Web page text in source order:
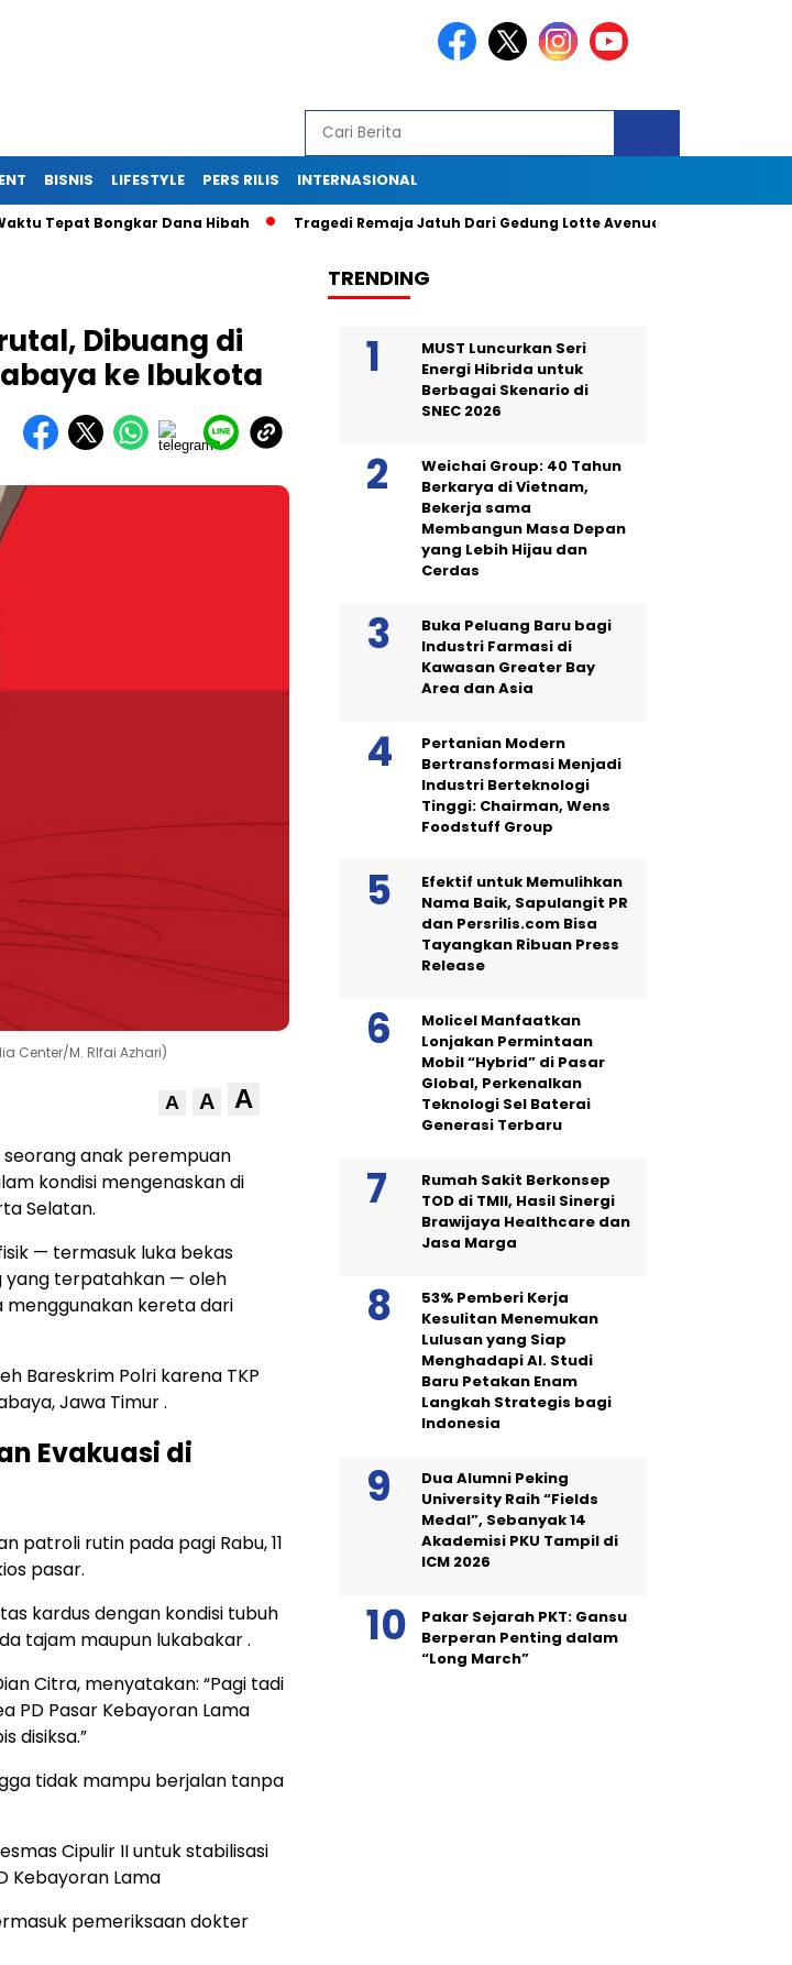
BISNIS LIFESTYLE PERS RILIS INTERNASIONAL
Bongkar Dana Hibah Tragedi Remaja Jatuh Dari Gedung Lotte Avenue: Kronologi, Saksi Mata,
Dibuang di
ke Ibukota
Center/M. RIfai Azhari)
A A A
seorang anak perempuan
kondisi mengenaskan di
Selatan.
— termasuk luka bekas
yang terpatahkan — oleh
menggunakan kereta dari
Bareskrim Polri karena TKP
Jawa Timur .
Evakuasi di
patroli rutin pada pagi Rabu, 11
pasar.
kardus dengan kondisi tubuh
tajam maupun lukabakar .
Citra, menyatakan: “Pagi tadi
PD Pasar Kebayoran Lama
disiksa.”
tidak mampu berjalan tanpa
Cipulir II untuk stabilisasi
Kebayoran Lama
pemeriksaan dokter
TRENDING
MUST Luncurkan Seri
Energi Hibrida untuk
Berbagai Skenario di
SNEC 2026
Weichai Group: 40 Tahun
Berkarya di Vietnam,
Bekerja sama
Membangun Masa Depan
yang Lebih Hijau dan
Cerdas
Buka Peluang Baru bagi
Industri Farmasi di
Kawasan Greater Bay
Area dan Asia
Pertanian Modern
Bertransformasi Menjadi
Industri Berteknologi
Tinggi: Chairman, Wens
Foodstuff Group
Efektif untuk Memulihkan
Nama Baik, Sapulangit PR
dan Persrilis.com Bisa
Tayangkan Ribuan Press
Release
Molicel Manfaatkan
Lonjakan Permintaan
Mobil “Hybrid” di Pasar
Global, Perkenalkan
Teknologi Sel Baterai
Generasi Terbaru
Rumah Sakit Berkonsep
TOD di TMII, Hasil Sinergi
Brawijaya Healthcare dan
Jasa Marga
53% Pemberi Kerja
Kesulitan Menemukan
Lulusan yang Siap
Menghadapi AI. Studi
Baru Petakan Enam
Langkah Strategis bagi
Indonesia
Dua Alumni Peking
University Raih “Fields
Medal”, Sebanyak 14
Akademisi PKU Tampil di
ICM 2026
Pakar Sejarah PKT: Gansu
Berperan Penting dalam
“Long March”